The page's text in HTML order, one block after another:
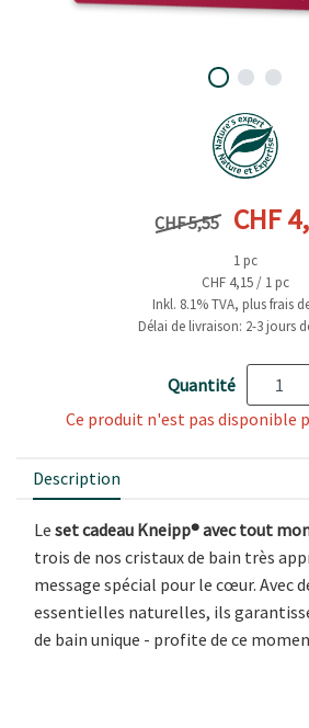
Prix précédent
CHF 5,55 Prix
CHF
1 pc
CHF 4,15 / 1 pc
Inkl. 8.1% TVA, plus frais
Délai de livraison: 2-3 jours
Quantité
Ce produit n'est pas disponible
Description
Le set cadeau Kneipp® avec tout
trois de nos cristaux de bain très
message spécial pour le cœur. Avec
essentielles naturelles, ils
de bain unique - profite de ce